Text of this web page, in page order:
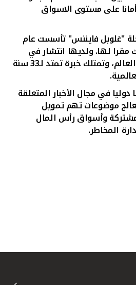
على مستوى الاسواق
"غلوبل فايننس" تأسست عام
مقرا لها. ولديها انتشار في
أكثر من 191 دولة حول العالم، وتمتلك خبرة تمتد لـ33 سنة
في مجال الأخبار المتعلقة
موضوعات تهم تمويل
وأسواق رأس المال
المخاطر.